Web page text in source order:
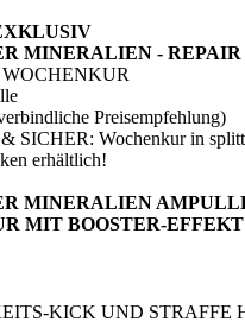
MINERALIEN - REPAIR
Preisempfehlung)
SICHER: Wochenkur in
erhältlich!
MINERALIEN
MIT BOOSTER-EFFEKT
KICK UND